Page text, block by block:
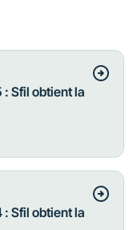
Sfil obtient la
Sfil obtient la